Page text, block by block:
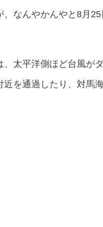
なんやかんやと8月
太平洋側ほど台風が
を通過したり、対馬